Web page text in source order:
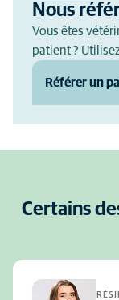
Nous
Vous êtes
patient ?
Référer un
Certains